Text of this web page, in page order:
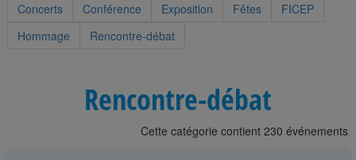
Concerts
Conférence Exposition Fêtes
FICEP
Hommage
Rencontre-débat
Rencontre-débat
Cette catégorie contient 230 événements